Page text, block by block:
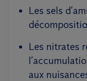
Les sels
Les nitrates
aux